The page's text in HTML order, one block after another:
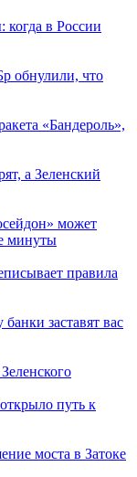
в России
обнулили, что
«Бандероль»,
а Зеленский
может
минуты
правила
заставят вас
путь к
моста в Затоке